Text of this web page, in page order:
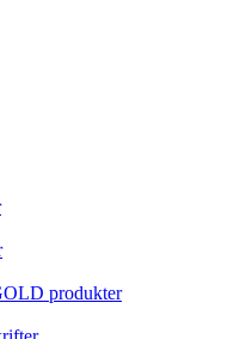
produkter